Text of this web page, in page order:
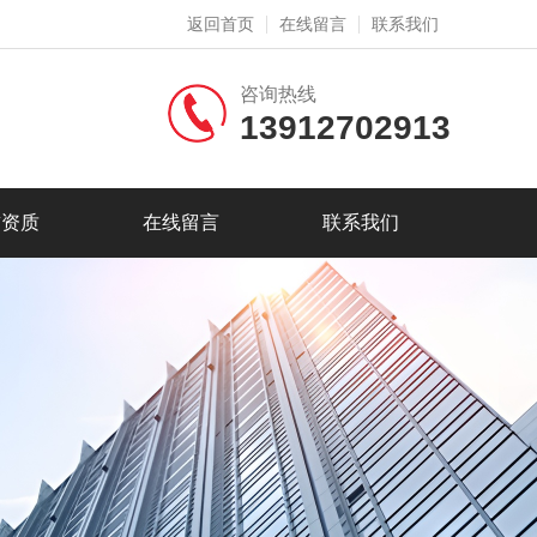
返回首页 在线留言 联系我们
咨询热线
13912702913
质 在线留言 联系我们